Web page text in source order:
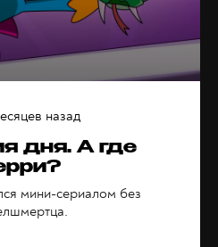
дня. А где
мини-сериалом без
назад